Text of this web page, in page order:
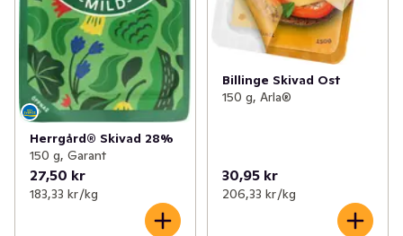
Herrgård® Skivad 28%
150 g, Garant
27,50 kr
183,33 kr /kg
Billinge Skivad Ost
150 g, Arla®
30,95 kr
206,33 kr /kg